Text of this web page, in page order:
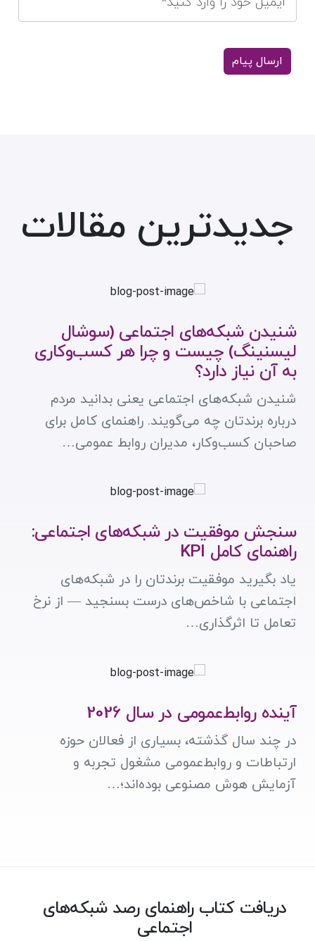
جدیدترین مقالات
شنیدن شبکه‌های اجتماعی (سوشال
لیسنینگ) چیست و چرا هر کسب‌وکاری
به آن نیاز دارد؟
شنیدن شبکه‌های اجتماعی یعنی بدانید مردم
درباره برندتان چه می‌گویند. راهنمای کامل برای
صاحبان کسب‌وکار، مدیران روابط عمومی…
سنجش موفقیت در شبکه‌های اجتماعی:
راهنمای کامل KPI
یاد بگیرید موفقیت برندتان را در شبکه‌های
اجتماعی با شاخص‌های درست بسنجید — از نرخ
تعامل تا اثرگذاری…
آینده روابط‌عمومی در سال 2026
در چند سال گذشته، بسیاری از فعالان حوزه
ارتباطات و روابط‌عمومی مشغول تجربه و
آزمایش هوش مصنوعی بوده‌اند؛…
دریافت کتاب راهنمای رصد شبکه‌های
اجتماعی